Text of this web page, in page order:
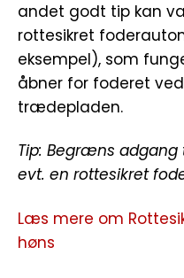
andet godt tip kan
rottesikret
eksempel), som
åbner for foderet
trædepladen.
Tip: Begræns
evt. en rottesikret
Læs mere om
høns